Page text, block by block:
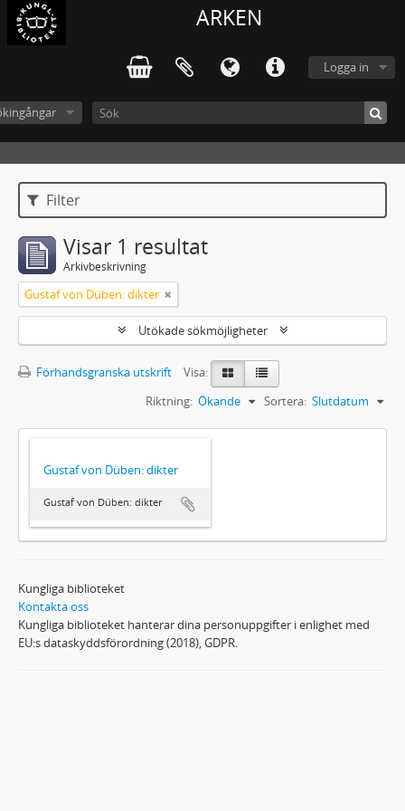
ARKEN
Logga in
Filter
Visar 1 resultat
Arkivbeskrivning
Gustaf von Düben: dikter
Utökade sökmöjligheter
Förhandsgranska utskrift
Visa:
Sortera: Slutdatum
Riktning: Ökande
Gustaf von Düben: dikter
Gustaf von Düben: dikter
Kungliga biblioteket
Kontakta oss
Kungliga biblioteket hanterar dina personuppgifter i enlighet med
EU:s dataskyddsförordning (2018), GDPR.